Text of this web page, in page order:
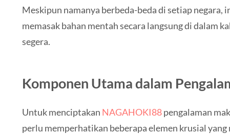
Meskipun namanya berbeda-beda di setiap negara,
memasak bahan mentah secara langsung di dalam
segera.
Komponen Utama dalam
Untuk menciptakan NAGAHOKI88pengalaman
perlu memperhatikan beberapa elemen krusial